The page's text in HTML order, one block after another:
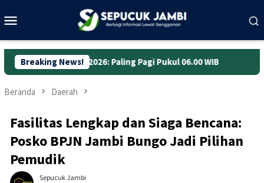
ke
Mobile
Breaking News!
Paling Pagi Pukul 06.00 WIB Anggaran Jalan
Beranda Daerah
Fasilitas Lengkap dan Siaga Bencana:
Posko BPJN Jambi Bungo Jadi Pilihan
Pemudik
Sepucuk Jambi